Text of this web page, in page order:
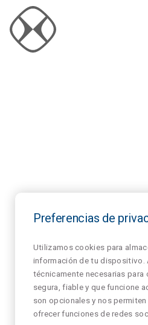
Preferencias de
Utilizamos cookies para
información de tu dispositivo.
técnicamente necesarias para
segura, fiable y que funcione
son opcionales y nos
ofrecer funciones de redes